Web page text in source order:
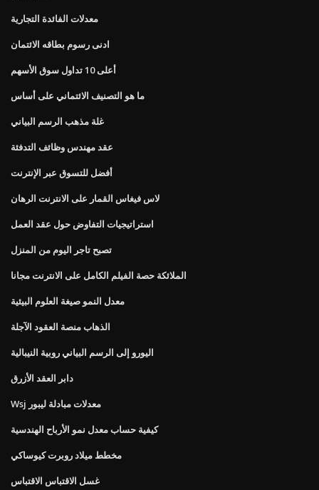
معدلات الفائدة التجارية
ادنى رسوم بطاقه الائتمان
أعلى 10 تداول سوق الأسهم
ما هو التصنيف الائتماني على أساس
غلة مذهب الرسم البياني
عقد مهندس وظائف التدفئة
أفضل للتسوق عبر الإنترنت
لاس فيغاس القمار على الانترنت الرهان
استراتيجيات التفاوض حول عقد العمل
تصبح تاجر اليوم من المنزل
الملائكة حصة الفيلم الكامل على الانترنت مجانا
معدل النمو صيغة العلوم البيئية
الذهاب منصة العقود الآجلة
اليورو إلى الرسم البياني روبية النيبالية
دابر العقد الأزرق
Wsj معدلات مبادلة ليبور
كيفية حساب معدل نمو الأرباح الهندسية
مخطط ميلاد روبرت كيوساكي
غسل الاقتباس الاقتباس